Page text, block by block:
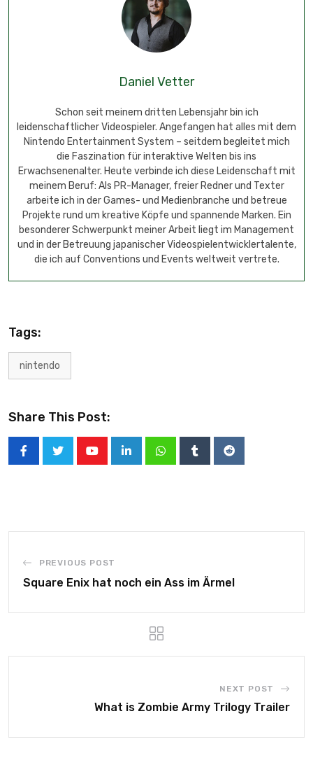
Daniel Vetter
Schon seit meinem dritten Lebensjahr bin ich
leidenschaftlicher Videospieler. Angefangen hat alles mit dem
Nintendo Entertainment System – seitdem begleitet mich
die Faszination für interaktive Welten bis ins
Erwachsenenalter. Heute verbinde ich diese Leidenschaft mit
meinem Beruf: Als PR-Manager, freier Redner und Texter
arbeite ich in der Games- und Medienbranche und betreue
Projekte rund um kreative Köpfe und spannende Marken. Ein
besonderer Schwerpunkt meiner Arbeit liegt im Management
und in der Betreuung japanischer Videospielentwicklertalente,
die ich auf Conventions und Events weltweit vertrete.
Tags:
nintendo
Share This Post:
PREVIOUS POST
Square Enix hat noch ein Ass im Ärmel
NEXT POST
What is Zombie Army Trilogy Trailer